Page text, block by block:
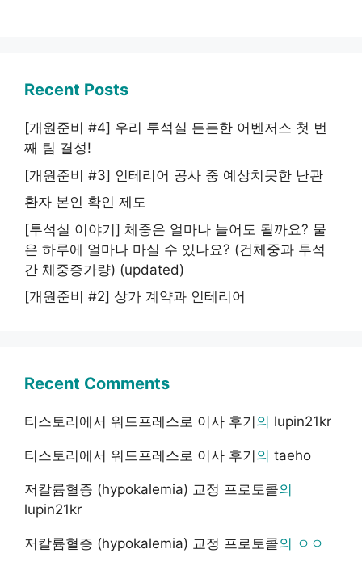
Recent Posts
[개원준비 #4] 우리 투석실 든든한 어벤저스 첫 번
째 팀 결성!
[개원준비 #3] 인테리어 공사 중 예상치못한 난관
환자 본인 확인 제도
[투석실 이야기] 체중은 얼마나 늘어도 될까요? 물
은 하루에 얼마나 마실 수 있나요? (건체중과 투석
간 체중증가량) (updated)
[개원준비 #2] 상가 계약과 인테리어
Recent Comments
티스토리에서 워드프레스로 이사 후기 의 lupin21kr
티스토리에서 워드프레스로 이사 후기 의 taeho
저칼륨혈증 (hypokalemia) 교정 프로토콜의
lupin21kr
저칼륨혈증 (hypokalemia) 교정 프로토콜의 ㅇㅇ